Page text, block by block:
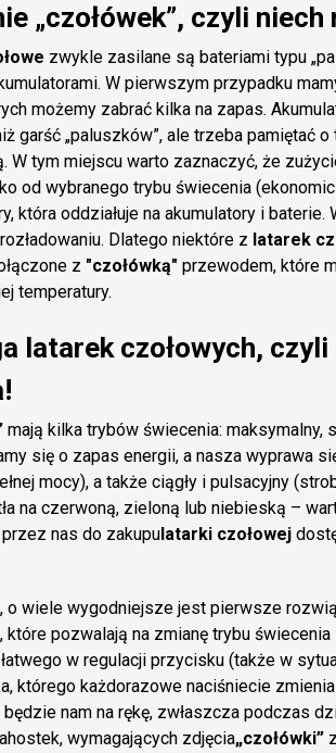
„czołówek”, czyli
zwykle zasilane są bateriami typu
W pierwszym przypadku
możemy zabrać kilka na zapas.
garść „paluszków”, ale trzeba pamiętać
W tym miejscu warto zaznaczyć, że
od wybranego trybu świecenia
która oddziałuje na akumulatory i
Dlatego niektóre z latarek
z "czołówką" przewodem, które
temperatury.
latarek czołowych,
mają kilka trybów świecenia:
się o zapas energii, a nasza wyprawa
mocy), a także ciągły i pulsacyjny
na czerwoną, zieloną lub niebieską –
nas do zakupulatarki czołowej
o wiele wygodniejsze jest pierwsze
, które pozwalają na zmianę trybu
w regulacji przycisku (także w
którego każdorazowe naciśniecie
nam na rękę, zwłaszcza podczas
wymagających zdjęcia„czołówki”